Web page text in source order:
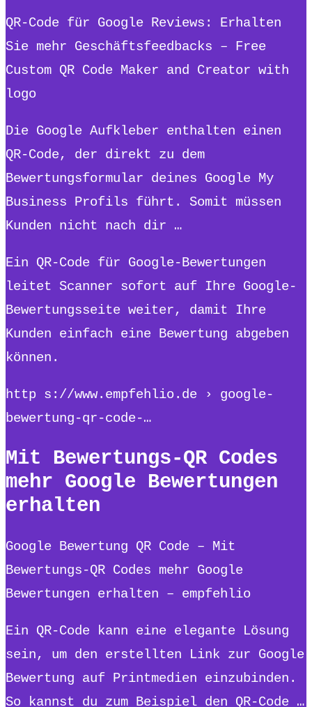
QR-Code für Google Reviews: Erhalten
Sie mehr Geschäftsfeedbacks – Free
Custom QR Code Maker and Creator with
logo
Die Google Aufkleber enthalten einen
QR-Code, der direkt zu dem
Bewertungsformular deines Google My
Business Profils führt. Somit müssen
Kunden nicht nach dir …
Ein QR-Code für Google-Bewertungen
leitet Scanner sofort auf Ihre Google-
Bewertungsseite weiter, damit Ihre
Kunden einfach eine Bewertung abgeben
können.
http s://www.empfehlio.de › google-
bewertung-qr-code-…
Mit Bewertungs-QR Codes
mehr Google Bewertungen
erhalten
Google Bewertung QR Code – Mit
Bewertungs-QR Codes mehr Google
Bewertungen erhalten – empfehlio
Ein QR-Code kann eine elegante Lösung
sein, um den erstellten Link zur Google
Bewertung auf Printmedien einzubinden.
So kannst du zum Beispiel den QR-Code …